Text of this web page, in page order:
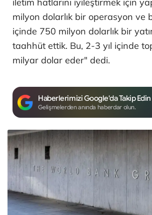
milyon dolarlık bir operasyon ve
içinde 750 milyon dolarlık bir
taahhüt ettik. Bu, 2-3 yıl içinde
milyar dolar eder" dedi.
Haberlerimizi Google'da Takip Edin
Gelişmelerden anında haberdar olun.